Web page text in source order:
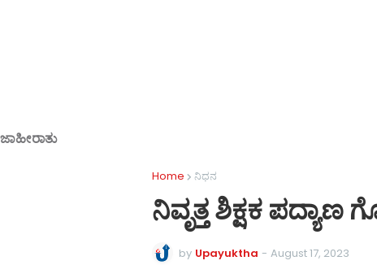
ಜಾಹೀರಾತು
Home ನಿಧನ
ನಿವೃತ್ತ ಶಿಕ್ಷಕ
by Upayuktha - August 17, 2023